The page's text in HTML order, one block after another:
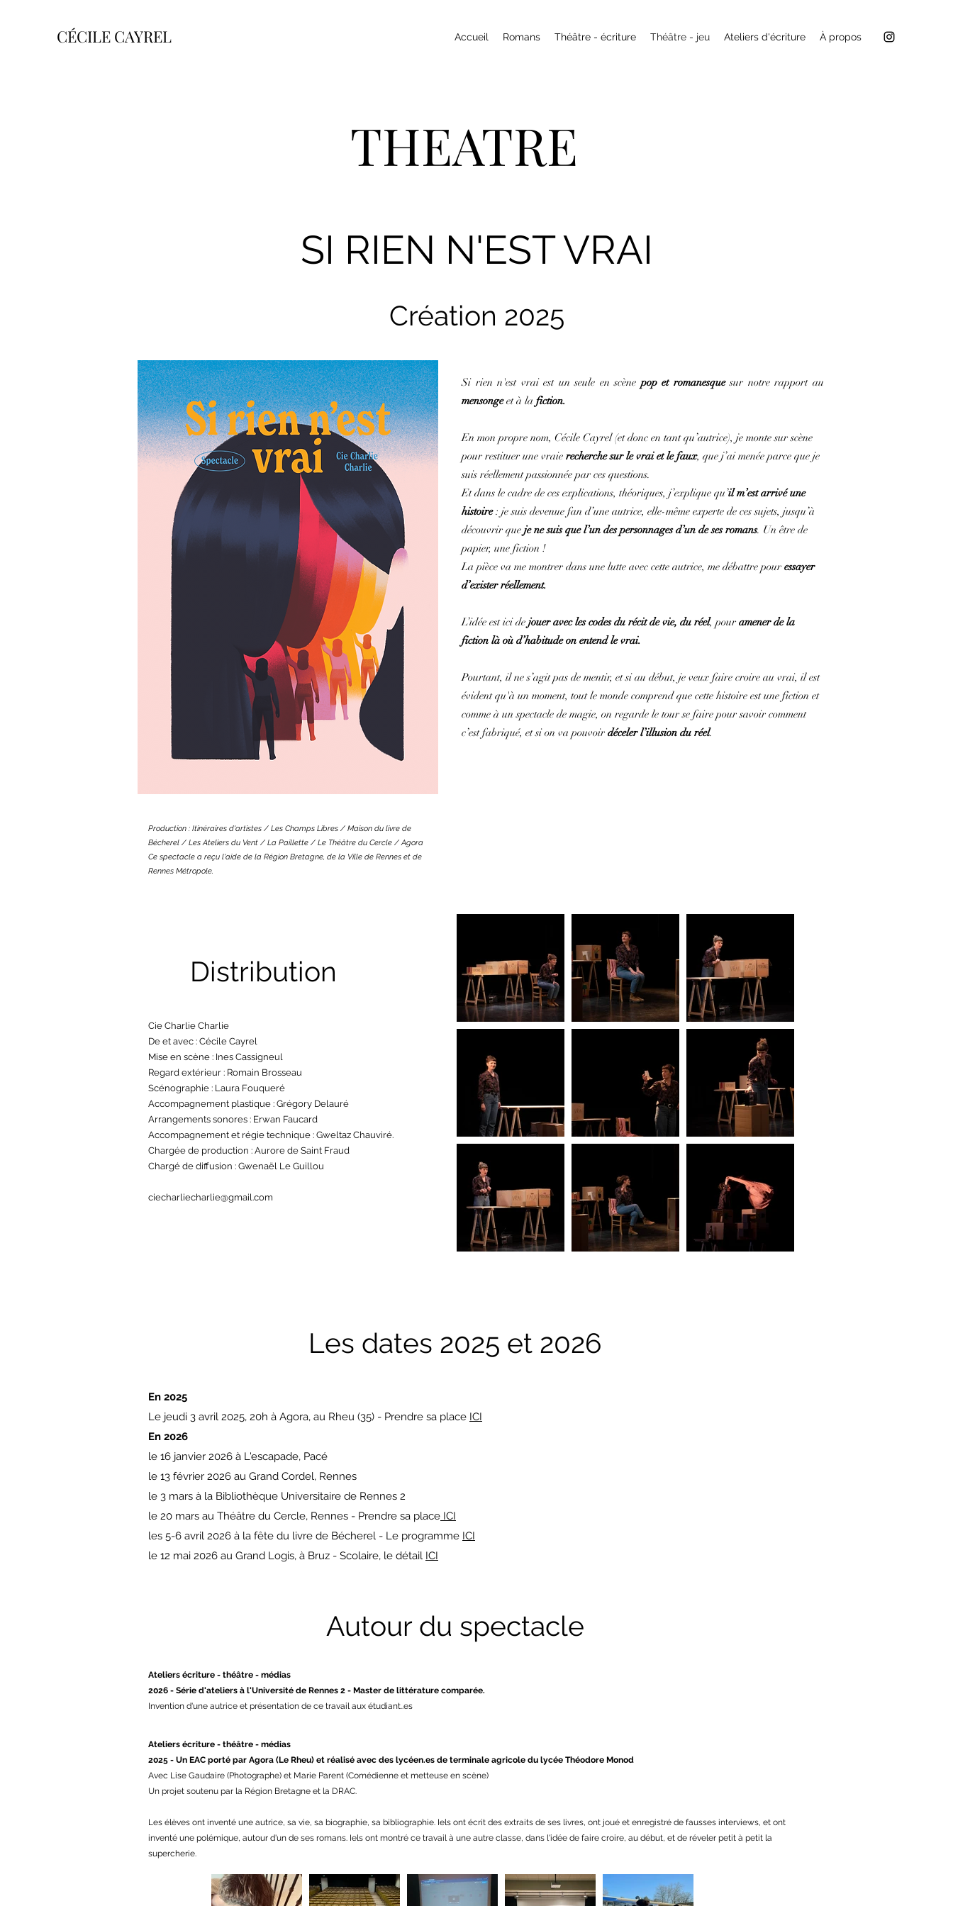
CÉCILE CAYREL Accueil Romans Théâtre - écriture Théâtre - jeu Ateliers d'écriture À propos
THEATRE
SI RIEN N'EST VRAI
Création 2025
Si rien n'est vrai est un seule en scène pop et romanesquesur notre rapport au
mensongeet à la fiction.
En mon propre nom, Cécile Cayrel (et donc en tant qu’autrice), je monte sur scène
pour restituer une vraie recherche sur le vrai et le faux, que j’ai menée parce que je
suis réellement passionnée par ces questions.
Et dans le cadre de ces explications, théoriques, j’explique qu’il m’est arrivé une
histoire: je suis devenue fan d’une autrice, elle-même experte de ces sujets, jusqu’à
découvrir que je ne suis que l’un des personnages d’un de ses romans. Un être de
papier, une fiction !
La pièce va me montrer dans une lutte avec cette autrice, me débattre pour essayer
d’exister réellement.
L’idée est ici de jouer avec les codes du récit de vie, du réel, pour amener de la
fiction là où d’habitude on entend le vrai.
Pourtant, il ne s’agit pas de mentir, et si au début, je veux faire croire au vrai, il est
évident qu'à un moment, tout le monde comprend que cette histoire est une fiction et
comme à un spectacle de magie, on regarde le tour se faire pour savoir comment
c’est fabriqué, et si on va pouvoir déceler l’illusion du réel.
Production : Itinéraires d'artistes / Les Champs Libres / Maison du livre de
Bécherel / Les Ateliers du Vent / La Paillette / Le Théâtre du Cercle / Agora
Ce spectacle a reçu l'aide de la Région Bretagne, de la Ville de Rennes et de
Rennes Métropole.
Cie Charlie Charlie
De et avec : Cécile Cayrel
Mise en scène : Ines Cassigneul
Regard extérieur : Romain Brosseau
Scénographie : Laura Fouqueré
Accompagnement plastique : Grégory Delauré
Arrangements sonores : Erwan Faucard
Accompagnement et régie technique : Gweltaz Chauviré.
Chargée de production : Aurore de Saint Fraud
Chargé de diffusion : Gwenaël Le Guillou
ciecharliecharlie@gmail.com
Distribution
Les dates 2025 et 2026
En 2025
Le jeudi 3 avril 2025, 20h à Agora, au Rheu (35) - Prendre sa place ICI
En 2026
le 16 janvier 2026 à L'escapade, Pacé
le 13 février 2026 au Grand Cordel, Rennes
le 3 mars à la Bibliothèque Universitaire de Rennes 2
le 20 mars au Théâtre du Cercle, Rennes - Prendre sa place ICI
les 5-6 avril 2026 à la fête du livre de Bécherel - Le programme ICI
le 12 mai 2026 au Grand Logis, à Bruz - Scolaire, le détail ICI
Autour du spectacle
Ateliers écriture - théâtre - médias
2025 - Un EAC porté par Agora (Le Rheu) et réalisé avec des lycéen.es de terminale agricole du lycée Théodore Monod
​Avec Lise Gaudaire (Photographe) et Marie Parent (Comédienne et metteuse en scène)
Un projet soutenu par la Région Bretagne et la DRAC.
Les élèves ont inventé une autrice, sa vie, sa biographie, sa bibliographie. Iels ont écrit des extraits de ses livres, ont joué et enregistré de fausses interviews, et ont
inventé une polémique, autour d'un de ses romans. Iels ont montré ce travail à une autre classe, dans l'idée de faire croire, au début, et de réveler petit à petit la
supercherie.
Ateliers écriture - théâtre - médias
2026 - Série d'ateliers à l'Université de Rennes 2 - Master de littérature comparée.
Invention d'une autrice et présentation de ce travail aux étudiant..es